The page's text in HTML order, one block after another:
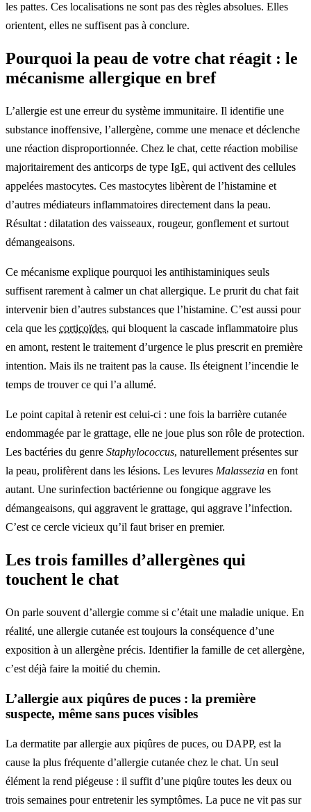
les pattes. Ces localisations ne sont pas des règles absolues. Elles
orientent, elles ne suffisent pas à conclure.
Pourquoi la peau de votre chat réagit : le
mécanisme allergique en bref
L’allergie est une erreur du système immunitaire. Il identifie une
substance inoffensive, l’allergène, comme une menace et déclenche
une réaction disproportionnée. Chez le chat, cette réaction mobilise
majoritairement des anticorps de type IgE, qui activent des cellules
appelées mastocytes. Ces mastocytes libèrent de l’histamine et
d’autres médiateurs inflammatoires directement dans la peau.
Résultat : dilatation des vaisseaux, rougeur, gonflement et surtout
démangeaisons.
Ce mécanisme explique pourquoi les antihistaminiques seuls
suffisent rarement à calmer un chat allergique. Le prurit du chat fait
intervenir bien d’autres substances que l’histamine. C’est aussi pour
cela que les corticoïdes, qui bloquent la cascade inflammatoire plus
en amont, restent le traitement d’urgence le plus prescrit en première
intention. Mais ils ne traitent pas la cause. Ils éteignent l’incendie le
temps de trouver ce qui l’a allumé.
Le point capital à retenir est celui-ci : une fois la barrière cutanée
endommagée par le grattage, elle ne joue plus son rôle de protection.
Les bactéries du genre Staphylococcus, naturellement présentes sur
la peau, prolifèrent dans les lésions. Les levures Malassezia en font
autant. Une surinfection bactérienne ou fongique aggrave les
démangeaisons, qui aggravent le grattage, qui aggrave l’infection.
C’est ce cercle vicieux qu’il faut briser en premier.
Les trois familles d’allergènes qui
touchent le chat
On parle souvent d’allergie comme si c’était une maladie unique. En
réalité, une allergie cutanée est toujours la conséquence d’une
exposition à un allergène précis. Identifier la famille de cet allergène,
c’est déjà faire la moitié du chemin.
L’allergie aux piqûres de puces : la première
suspecte, même sans puces visibles
La dermatite par allergie aux piqûres de puces, ou DAPP, est la
cause la plus fréquente d’allergie cutanée chez le chat. Un seul
élément la rend piégeuse : il suffit d’une piqûre toutes les deux ou
trois semaines pour entretenir les symptômes. La puce ne vit pas sur